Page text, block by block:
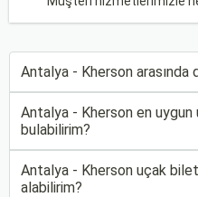
Antalya - Kherson arasında
Antalya - Kherson en uygun
bulabilirim?
Antalya - Kherson uçak
alabilirim?